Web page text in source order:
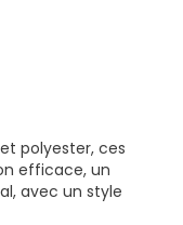
polyester, ces
efficace, un
avec un style